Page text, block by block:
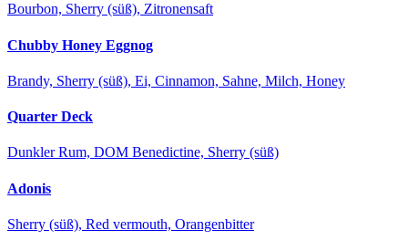
Bourbon, Sherry (süß), Zitronensaft
Chubby Honey Eggnog
Brandy, Sherry (süß), Ei, Cinnamon, Sahne, Milch, Honey
Quarter Deck
Dunkler Rum, DOM Benedictine, Sherry (süß)
Adonis
Sherry (süß), Red vermouth, Orangenbitter